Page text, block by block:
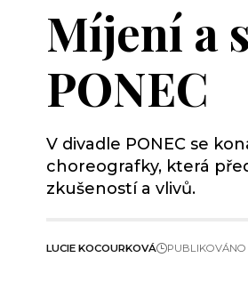
Míjení a
PONEC
V divadle PONEC se
choreografky, která
zkušeností a vlivů.
LUCIE KOCOURKOVÁ PUBLIKOVÁNO